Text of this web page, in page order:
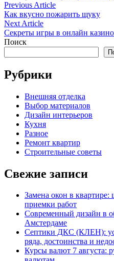
Навигация
по
записям
Previous ArticlePrevious
article:
Как вкусно пожарить щуку
Next ArticleNext
article:
Секреты игры в онлайн
Поиск
Рубрики
Внешняя отделка
Выбор материалов
Дизайн интерьеров
Кухня
Разное
Ремонт квартир
Строительные советы
Свежие записи
Замена окон в квартире:
приемки работ
Современный дизайн в
Амстердаме
Септики ДКС (КЛЕН):
ряда, достоинства и
Курсы валют 7 августа: